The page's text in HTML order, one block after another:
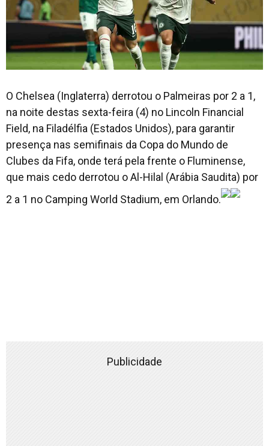
O Chelsea (Inglaterra) derrotou o Palmeiras por 2 a 1,
na noite destas sexta-feira (4) no Lincoln Financial
Field, na Filadélfia (Estados Unidos), para garantir
presença nas semifinais da Copa do Mundo de
Clubes da Fifa, onde terá pela frente o Fluminense,
que mais cedo derrotou o Al-Hilal (Arábia Saudita) por
2 a 1 no Camping World Stadium, em Orlando.
Publicidade